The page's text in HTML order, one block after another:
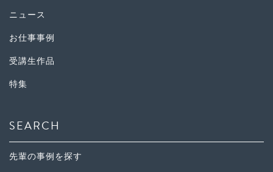
ニュース
お仕事事例
受講生作品
特集
SEARCH
先輩の事例を探す